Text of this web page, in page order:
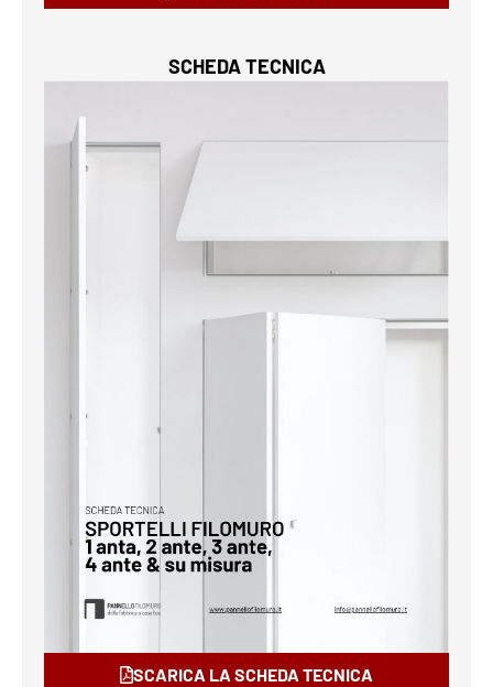
SCHEDA TECNICA
SCARICA LA SCHEDA TECNICA